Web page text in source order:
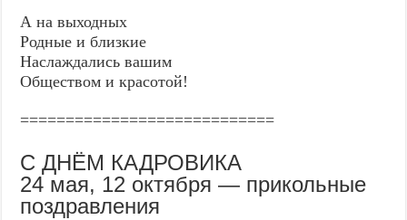
А на выходных
Родные и близкие
Наслаждались вашим
Обществом и красотой!
============================
С ДНЁМ КАДРОВИКА
24 мая, 12 октября — прикольные
поздравления